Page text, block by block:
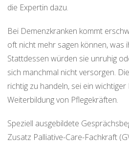
die Expertin dazu.
Bei Demenzkranken kommt
oft nicht mehr sagen können, was
Stattdessen würden sie unruhig
sich manchmal nicht versorgen.
richtig zu handeln, sei ein
Weiterbildung von Pflegekräften.
Speziell ausgebildete
Zusatz Palliative-Care-Fachkraft